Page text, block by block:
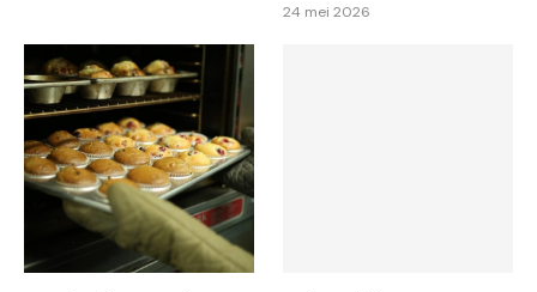
24 mei 2026